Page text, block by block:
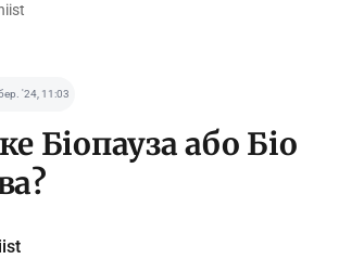
'24, 11:03
Біопауза або Біо